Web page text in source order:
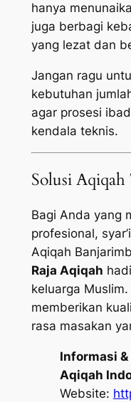
hanya
juga berbagi
yang lezat dan
Jangan ragu
kebutuhan
agar prosesi
kendala teknis.
Solusi
Bagi Anda yang
profesional,
Aqiqah
Raja Aqiqah
keluarga
memberikan
rasa masakan
Informasi &
Aqiqah
Website: